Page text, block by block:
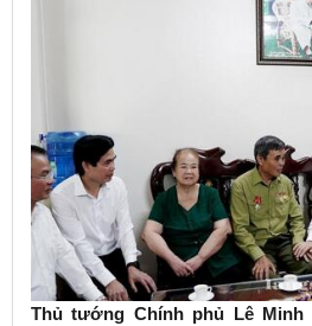
Thủ tướng Chính phủ Lê Minh